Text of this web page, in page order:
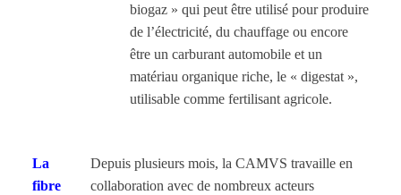
biogaz » qui peut être utilisé pour produire
de l’électricité, du chauffage ou encore
être un carburant automobile et un
matériau organique riche, le « digestat »,
utilisable comme fertilisant agricole.
La
fibre
Depuis plusieurs mois, la CAMVS travaille en
collaboration avec de nombreux acteurs